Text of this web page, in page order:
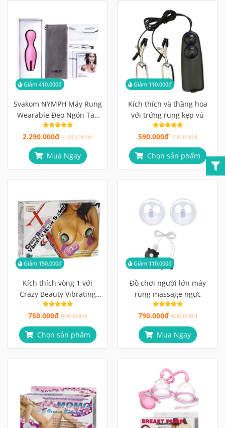
Giảm 410.000đ
Svakom NYMPH Máy Rung
Wearable Đeo Ngón Tay
Kích Thích Chính Xác Với
Thiết Kế Chưa Từng Có
2.290.000đ 2.700.000đ
Mua Ngay
Giảm 110.000đ
Kích thích và thăng hoa
với trứng rung kẹp vú
590.000đ 700.000đ
Chọn sản phẩm
Giảm 150.000đ
Kích thích vòng 1 với
Crazy Beauty Vibrating
Nipple Sucker
750.000đ 900.000đ
Chọn sản phẩm
Giảm 110.000đ
Đồ chơi người lớn máy
rung massage ngực
790.000đ 900.000đ
Mua Ngay